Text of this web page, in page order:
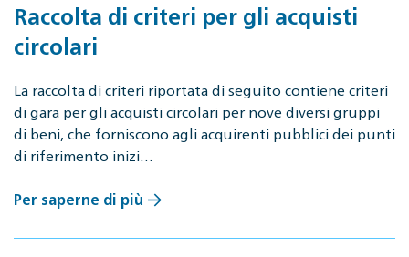
Raccolta di criteri per gli acquisti
circolari
La raccolta di criteri riportata di seguito contiene criteri
di gara per gli acquisti circolari per nove diversi gruppi
di beni, che forniscono agli acquirenti pubblici dei punti
di riferimento inizi…
Per saperne di più